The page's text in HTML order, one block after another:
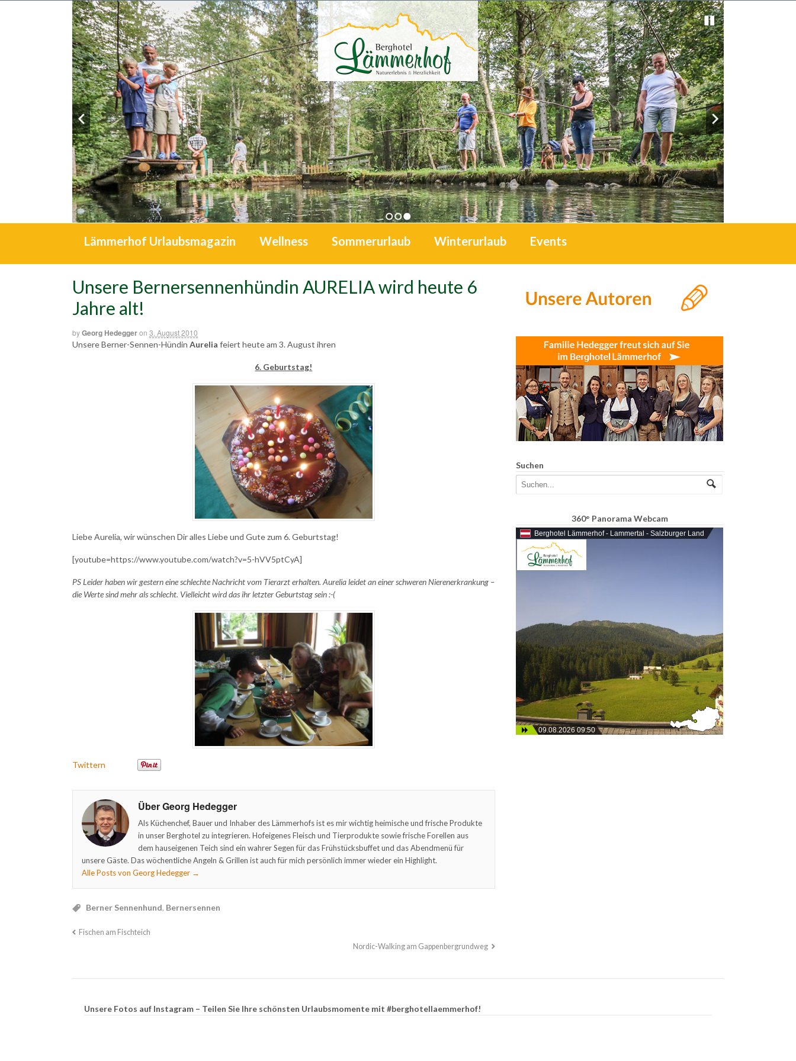
1 2 3
Lämmerhof Urlaubsmagazin Wellness Sommerurlaub Winterurlaub Events
Unsere Bernersennenhündin AURELIA wird heute 6
Jahre alt!
byGeorg Hedeggeron 3. August 2010
Unsere Berner-Sennen-Hündin Aurelia feiert heute am 3. August ihren
6. Geburtstag!
Liebe Aurelia, wir wünschen Dir alles Liebe und Gute zum 6. Geburtstag!
[youtube=https://www.youtube.com/watch?v=5-hVV5ptCyA]
PS Leider haben wir gestern eine schlechte Nachricht vom Tierarzt erhalten. Aurelia leidet an einer schweren Nierenerkrankung –
die Werte sind mehr als schlecht. Vielleicht wird das ihr letzter Geburtstag sein :-(
Twittern
Über Georg Hedegger
Als Küchenchef, Bauer und Inhaber des Lämmerhofs ist es mir wichtig heimische und frische Produkte
in unser Berghotel zu integrieren. Hofeigenes Fleisch und Tierprodukte sowie frische Forellen aus
dem hauseigenen Teich sind ein wahrer Segen für das Frühstücksbuffet und das Abendmenü für
unsere Gäste. Das wöchentliche Angeln & Grillen ist auch für mich persönlich immer wieder ein Highlight.
Alle Posts von Georg Hedegger →
Berner Sennenhund, Bernersennen
Fischen am Fischteich
Nordic-Walking am Gappenbergrundweg
Suchen
360° Panorama Webcam
Berghotel Lämmerhof - Lammertal - Salzburger Land
09.08.2026 09:50
Unsere Fotos auf Instagram – Teilen Sie Ihre schönsten Urlaubsmomente mit #berghotellaemmerhof!